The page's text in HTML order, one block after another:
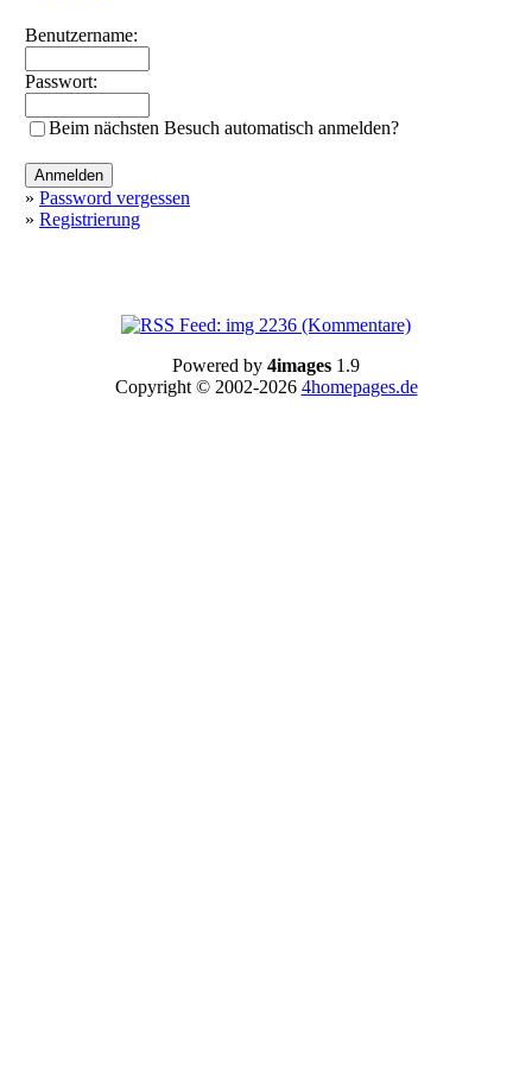
Benutzername:
Passwort:
Beim nächsten Besuch automatisch anmelden?
» Password vergessen
» Registrierung
Powered by 4images 1.9
Copyright © 2002-2026 4homepages.de